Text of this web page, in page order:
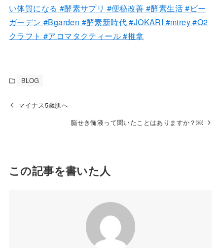
い体質になる #酵素サプリ #便秘改善 #酵素生活#ビー
ガーデン #Bgarden #酵素新時代#JOKARI #mirey#O2
クラフト #アロマタクティール#推拿
BLOG
マイナス5歳肌へ
脳せき髄液って聞いたことはありますか？￼
この記事を書いた人